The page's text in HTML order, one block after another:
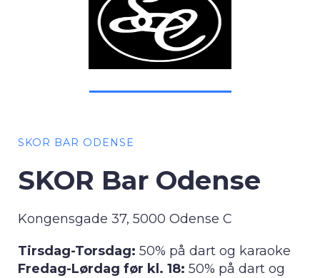
SKOR BAR ODENSE
SKOR Bar Odense
Kongensgade 37, 5000 Odense C
Tirsdag-Torsdag: 50% på dart og karaoke
Fredag-Lørdag før kl. 18: 50% på dart og